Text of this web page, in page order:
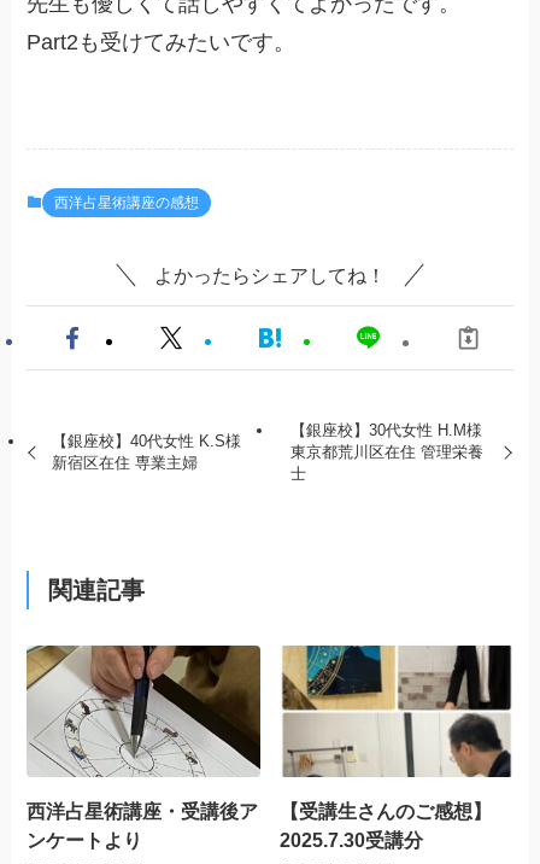
Part2も受けてみたいです。
西洋占星術講座の感想
よかったらシェアしてね！
【銀座校】40代女性 K.S様
新宿区在住 専業主婦
【銀座校】30代女性 H.M様
東京都荒川区在住 管理栄養
士
関連記事
西洋占星術講座・受講後ア
ンケートより
【受講生さんのご感想】
2025.7.30受講分